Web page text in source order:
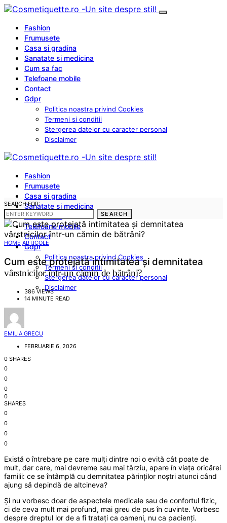
Fashion
Frumusete
Casa si gradina
Sanatate si medicina
Cum sa fac
Telefoane mobile
Contact
Gdpr
Politica noastra privind Cookies
Termeni si conditii
Stergerea datelor cu caracter personal
Disclaimer
Fashion
Frumusete
Casa si gradina
Sanatate si medicina
Cum sa fac
Telefoane mobile
Contact
Gdpr
Politica noastra privind Cookies
Termeni si conditii
Stergerea datelor cu caracter personal
Disclaimer
SEARCH FOR:
SEARCH
HOME ARTICOLE
Cum este protejată intimitatea și demnitatea
vârstnicilor într-un cămin de bătrâni?
386 VIEWS
14 MINUTE READ
EMILIA GRECU
FEBRUARIE 6, 2026
0 SHARES
0
0
0
0
SHARES
0
0
0
0
Există o întrebare pe care mulți dintre noi o evită cât poate de
mult, dar care, mai devreme sau mai târziu, apare în viața oricărei
familii: ce se întâmplă cu demnitatea părinților noștri atunci când
ajung să depindă de altcineva?
Și nu vorbesc doar de aspectele medicale sau de confortul fizic,
ci de ceva mult mai profund, mai greu de pus în cuvinte. Vorbesc
despre dreptul lor de a fi tratați ca oameni, nu ca pacienți.